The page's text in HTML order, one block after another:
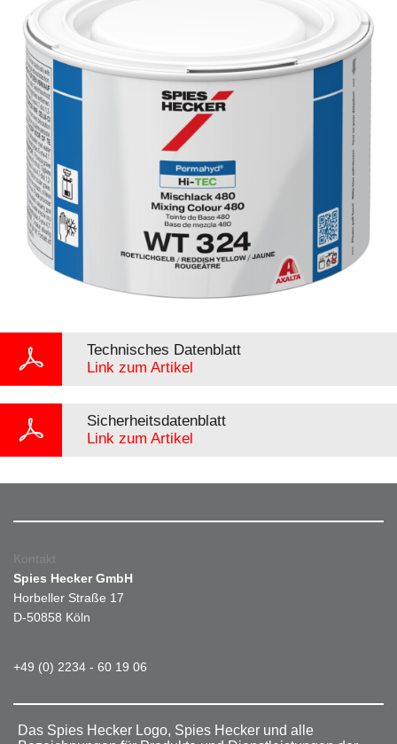
Technisches Datenblatt
Link zum Artikel
Sicherheitsdatenblatt
Link zum Artikel
Kontakt
Spies Hecker GmbH
Horbeller Straße 17
D-50858 Köln
+49 (0) 2234 - 60 19 06
Das Spies Hecker Logo, Spies Hecker und alle